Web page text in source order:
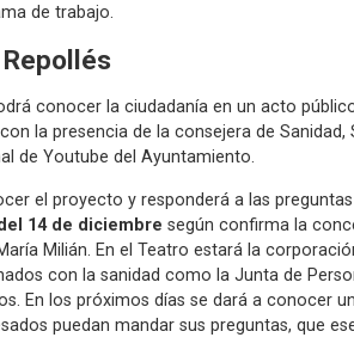
de trabajo.
conocer la ciudadanía en un acto
la presencia de la consejera de Sanidad,
de Youtube del Ayuntamiento.
el proyecto y responderá a las
14 de diciembre según confirma la
Milián. En el Teatro estará la
con la sanidad como la Junta de
En los próximos días se dará a conocer
puedan mandar sus preguntas, que